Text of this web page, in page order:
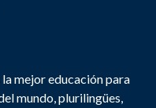
mejor educación para
mundo, plurilingües,